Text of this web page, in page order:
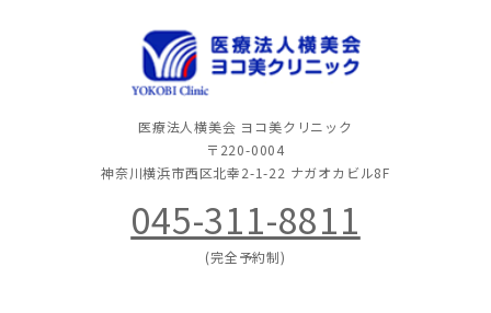
医療法人横美会 ヨコ美クリニック
〒220-0004
神奈川横浜市西区北幸2-1-22 ナガオカビル8F
045-311-8811
(完全予約制)